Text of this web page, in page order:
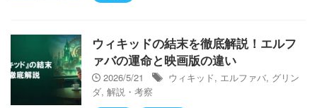
ウィキッドの結末を徹底解説！エルフ
ァバの運命と映画版の違い
2026/5/21 ウィキッド, エルファバ, グリン
ダ, 解説・考察